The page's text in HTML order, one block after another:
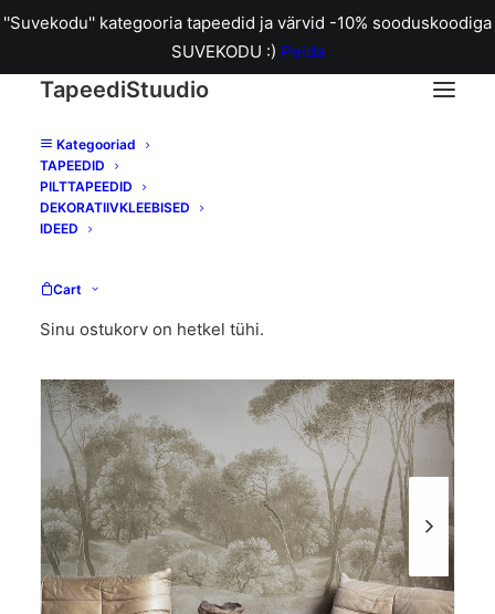
''Suvekodu'' kategooria tapeedid ja värvid -10% sooduskoodiga
SUVEKODU :) Peida
TapeediStuudio
Kategooriad
TAPEEDID
PILTTAPEEDID
DEKORATIIVKLEEBISED
IDEED
Cart
Sinu ostukorv on hetkel tühi.
Home Fototapeet Pine Wood Vintage